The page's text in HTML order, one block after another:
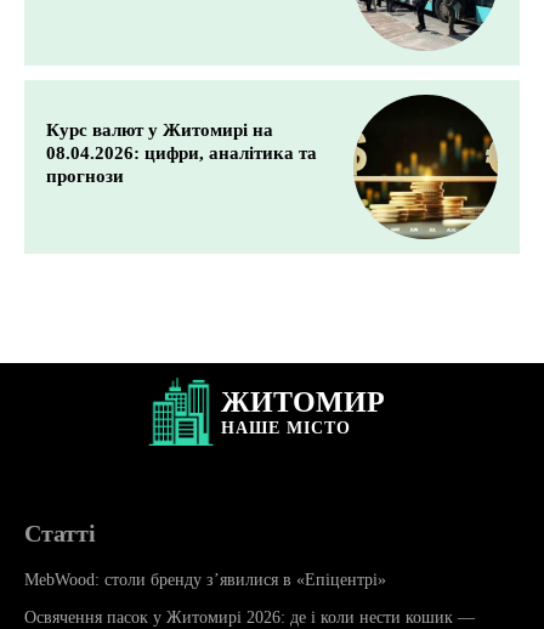
Курс валют у Житомирі на
08.04.2026: цифри, аналітика та
прогнози
ЖИТОМИР
НАШЕ МІСТО
Статті
MebWood: столи бренду з’явилися в «Епіцентрі»
Освячення пасок у Житомирі 2026: де і коли нести кошик —